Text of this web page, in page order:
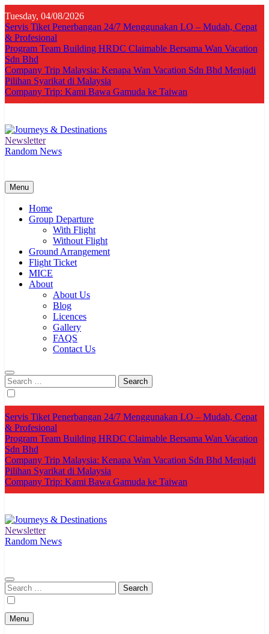
to
content
Tuesday, 04/08/2026
Servis Tiket Penerbangan 24/7 Menggunakan LO – Mudah, Cepat
& Profesional
Program Team Building HRDC Claimable Bersama Wan Vacation
Sdn Bhd
Company Trip Malaysia: Kenapa Wan Vacation Sdn Bhd Menjadi
Pilihan Syarikat di Malaysia
Company Trip: Kami Bawa Gamuda ke Taiwan
Journeys & Destinations
Best Travel Agency in Kuala Lumpur
Newsletter
Random News
Menu
Home
Group Departure
With Flight
Without Flight
Ground Arrangement
Flight Ticket
MICE
About
About Us
Blog
Licences
Gallery
FAQS
Contact Us
Search
for:
Servis Tiket Penerbangan 24/7 Menggunakan LO – Mudah, Cepat
& Profesional
Program Team Building HRDC Claimable Bersama Wan Vacation
Sdn Bhd
Company Trip Malaysia: Kenapa Wan Vacation Sdn Bhd Menjadi
Pilihan Syarikat di Malaysia
Company Trip: Kami Bawa Gamuda ke Taiwan
Journeys & Destinations
Best Travel Agency in Kuala Lumpur
Newsletter
Random News
Search
for:
Menu